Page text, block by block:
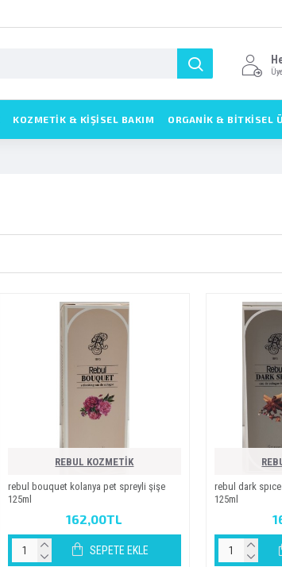
KOZMETIK & KIŞISEL BAKIM ORGANİK & BİTKİSEL
REBUL KOZMETİK
rebul bouquet kolanya pet spreyli̇ şi̇şe
125ml
162,00TL
SEPETE EKLE
rebul dark
125ml